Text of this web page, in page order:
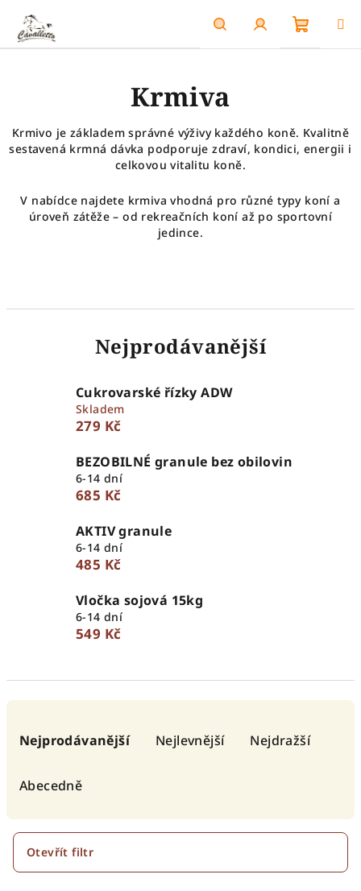
obsah
HledatPřihlášení
Krmiva
Krmivo je základem správné výživy každého koně. Kvalitně
sestavená krmná dávka podporuje zdraví, kondici, energii i
celkovou vitalitu koně.
V nabídce najdete krmiva vhodná pro různé typy koní a
úroveň zátěže – od rekreačních koní až po sportovní
jedince.
Nejprodávanější
Cukrovarské řízky ADW
Skladem
279 Kč
BEZOBILNÉ granule bez obilovin
6-14 dní
685 Kč
AKTIV granule
6-14 dní
485 Kč
Vločka sojová 15kg
6-14 dní
549 Kč
r
Nejprodávanější Nejlevnější Nejdražší
Abecedně
Otevřít filtr